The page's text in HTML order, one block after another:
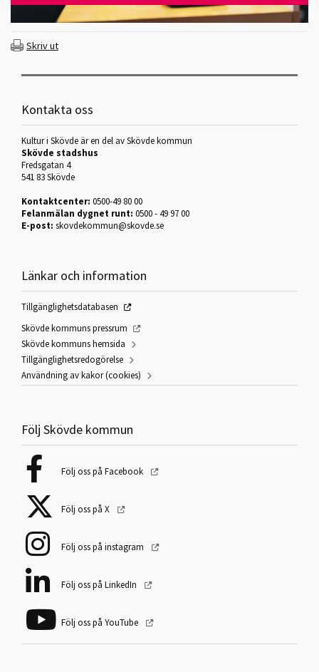
Skriv ut
Kontakta oss
Kultur i Skövde är en del av Skövde kommun
Skövde stadshus
Fredsgatan 4
541 83 Skövde
Kontaktcenter: 0500-49 80 00
Felanmälan dygnet runt: 0500 - 49 97 00
E-post: skovdekommun@skovde.se
Länkar och information
Tillgänglighetsdatabasen
Skövde kommuns pressrum
Skövde kommuns hemsida
Tillgänglighetsredogörelse
Användning av kakor (cookies)
Följ Skövde kommun
Följ oss på Facebook
Följ oss på X
Följ oss på instagram
Följ oss på LinkedIn
Följ oss på YouTube